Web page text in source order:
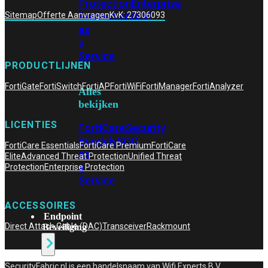
ProtectionEnterprise
ProtectionSOC
as
a
Service
Alles
bekijken
FortiCareSecurity
BundelsSOC
as
a
Service
Endpoint
Beveiliging
SitemapOfferte AanvragenKvK: 27306093
PRODUCTLIJNEN
FortiGateFortiSwitchFortiAPFortiWiFiFortiManagerFortiAnalyzer
LICENTIES
FortiCare EssentialsFortiCare PremiumFortiCare
EliteAdvanced Threat ProtectionUnified Threat
ProtectionEnterprise Protection
ACCESSOIRES
Direct Attach Cable (DAC)TransceiverRackmount